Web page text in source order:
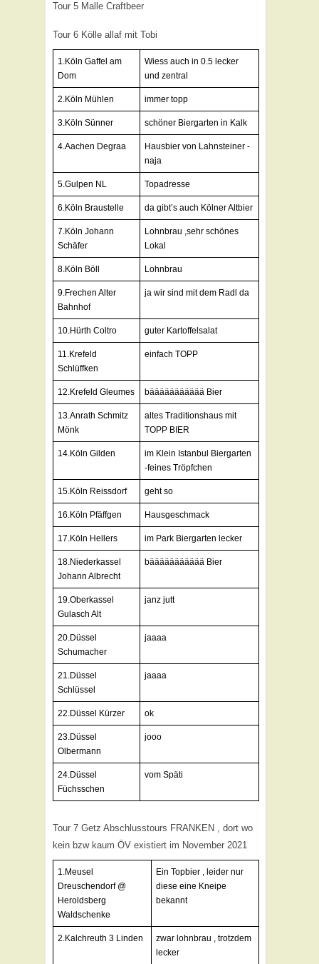
Tour 5 Malle Craftbeer
Tour 6 Kölle allaf mit Tobi
1.Köln Gaffel am
Dom
Wiess auch in 0.5 lecker
und zentral
2.Köln Mühlen immer topp
3.Köln Sünner schöner Biergarten in Kalk
4.Aachen Degraa
Hausbier von Lahnsteiner -
naja
5.Gulpen NL Topadresse
6.Köln Braustelle da gibt’s auch Kölner Altbier
7.Köln Johann
Schäfer
Lohnbrau ,sehr schönes
Lokal
8.Köln Böll Lohnbrau
9.Frechen Alter
Bahnhof
ja wir sind mit dem Radl da
10.Hürth Coltro guter Kartoffelsalat
11.Krefeld
Schlüffken
einfach TOPP
12.Krefeld Gleumes bäääääääääää Bier
13.Anrath Schmitz
Mönk
altes Traditionshaus mit
TOPP BIER
14.Köln Gilden
im Klein Istanbul Biergarten
-feines Tröpfchen
15.Köln Reissdorf geht so
16.Köln Pfäffgen Hausgeschmack
17.Köln Hellers im Park Biergarten lecker
18.Niederkassel
Johann Albrecht
bäääääääääää Bier
19.Oberkassel
Gulasch Alt
janz jutt
20.Düssel
Schumacher
jaaaa
21.Düssel
Schlüssel
jaaaa
22.Düssel Kürzer ok
23.Düssel
Olbermann
jooo
24.Düssel
Füchsschen
vom Späti
Tour 7 Getz Abschlusstours FRANKEN , dort wo
kein bzw kaum ÖV existiert im November 2021
1.Meusel
Dreuschendorf @
Heroldsberg
Waldschenke
Ein Topbier , leider nur
diese eine Kneipe
bekannt
2.Kalchreuth 3 Linden
zwar lohnbrau , trotzdem
lecker